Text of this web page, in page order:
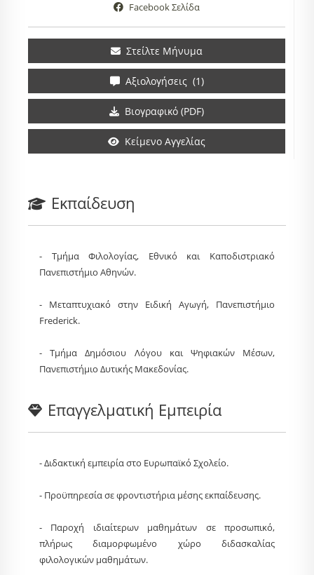
Facebook Σελίδα
Στείλτε Μήνυμα
Αξιολογήσεις (1)
Βιογραφικό (PDF)
Κείμενο Αγγελίας
Εκπαίδευση
- Τμήμα Φιλολογίας, Εθνικό και Καποδιστριακό
Πανεπιστήμιο Αθηνών.
- Μεταπτυχιακό στην Ειδική Αγωγή, Πανεπιστήμιο
Frederick.
- Τμήμα Δημόσιου Λόγου και Ψηφιακών Μέσων,
Πανεπιστήμιο Δυτικής Μακεδονίας.
Επαγγελματική Εμπειρία
- Διδακτική εμπειρία στο Ευρωπαϊκό Σχολείο.
- Προϋπηρεσία σε φροντιστήρια μέσης εκπαίδευσης.
- Παροχή ιδιαίτερων μαθημάτων σε προσωπικό,
πλήρως διαμορφωμένο χώρο διδασκαλίας
φιλολογικών μαθημάτων.